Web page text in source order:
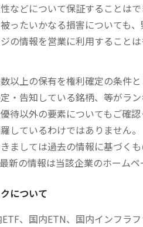
などについて保証することは
ったいかなる損害についても
の情報を営業に利用すること
以上の保有を権利確定の条件
・告知している銘柄、等がラ
待以外の要素についてもご確認
しているわけではありません。
ましては過去の情報に基づく
新の情報は当該企業のホーム
について
、国内ETN、国内インフラ